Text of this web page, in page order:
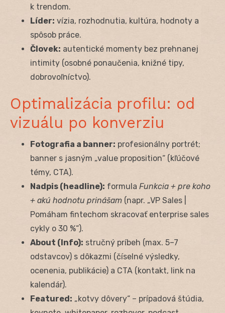
k trendom.
Líder: vízia, rozhodnutia, kultúra, hodnoty a
spôsob práce.
Človek: autentické momenty bez prehnanej
intimity (osobné ponaučenia, knižné tipy,
dobrovoľníctvo).
Optimalizácia profilu: od
vizuálu po konverziu
Fotografia a banner: profesionálny portrét;
banner s jasným „value proposition“ (kľúčové
témy, CTA).
Nadpis (headline): formula Funkcia + pre koho
+ akú hodnotu prinášam (napr. „VP Sales |
Pomáham fintechom skracovať enterprise sales
cykly o 30 %“).
About (Info): stručný príbeh (max. 5–7
odstavcov) s dôkazmi (číselné výsledky,
ocenenia, publikácie) a CTA (kontakt, link na
kalendár).
Featured: „kotvy dôvery“ – prípadová štúdia,